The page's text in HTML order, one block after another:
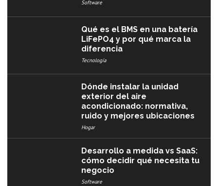
Software
Qué es el BMS en una batería
LiFePO4 y por qué marca la
diferencia
Tecnología
Dónde instalar la unidad
exterior del aire
acondicionado: normativa,
ruido y mejores ubicaciones
Hogar
Desarrollo a medida vs SaaS:
cómo decidir qué necesita tu
negocio
Software